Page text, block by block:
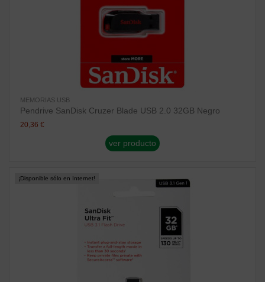
MEMORIAS USB
Pendrive SanDisk Cruzer Blade USB 2.0 32GB Negro
20,36 €
ver producto
¡Disponible sólo en Internet!